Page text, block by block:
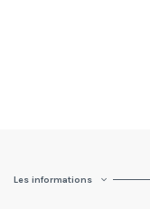
Les informations